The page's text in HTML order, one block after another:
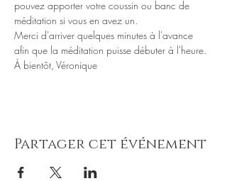
pouvez apporter votre coussin ou banc de
Merci d'arriver quelques minutes à l'avance
Partager cet événement